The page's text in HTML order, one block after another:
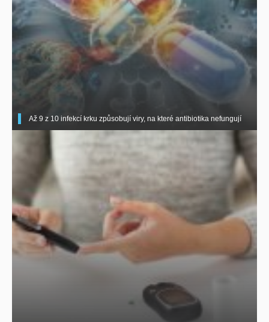
Až 9 z 10 infekcí krku způsobují viry, na které antibiotika nefungují